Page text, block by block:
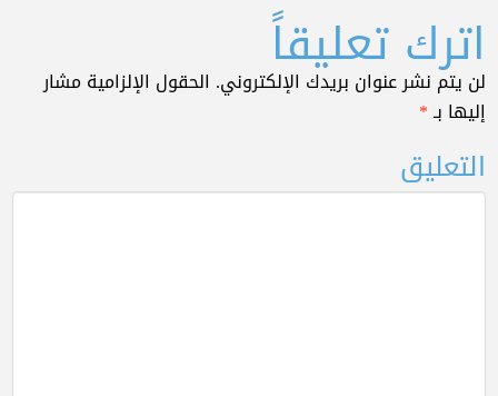
اترك تعليقاً
لن يتم نشر عنوان بريدك الإلكتروني. الحقول الإلزامية مشار
إليها بـ*
التعليق